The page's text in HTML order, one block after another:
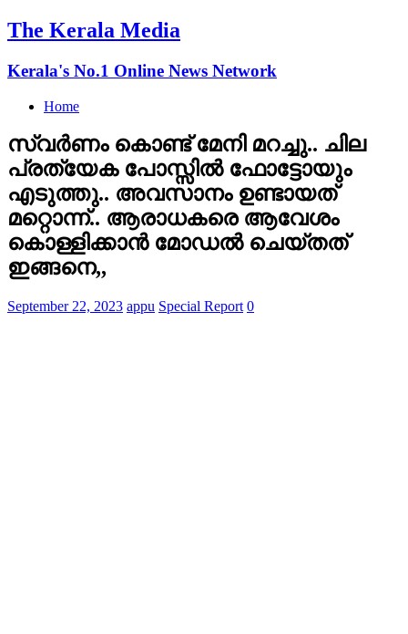
The Kerala Media
Kerala's No.1 Online News Network
Home
സ്വര്‍ണം കൊണ്ട് മേനി മറച്ചു.. ചില
പ്രത്യേക പോസ്സില്‍ ഫോട്ടോയും
എടുത്തു.. അവസാനം ഉണ്ടായത്
മറ്റൊന്ന്.. ആരാധകരെ ആവേശം
കൊള്ളിക്കാന്‍ മോഡല്‍ ചെയ്തത്
ഇങ്ങനെ,,
September 22, 2023 appu Special Report 0